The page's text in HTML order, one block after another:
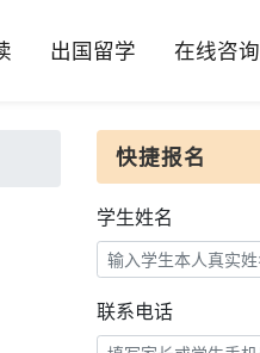
出国留学 在线咨询
快捷报名
学生姓名
联系电话